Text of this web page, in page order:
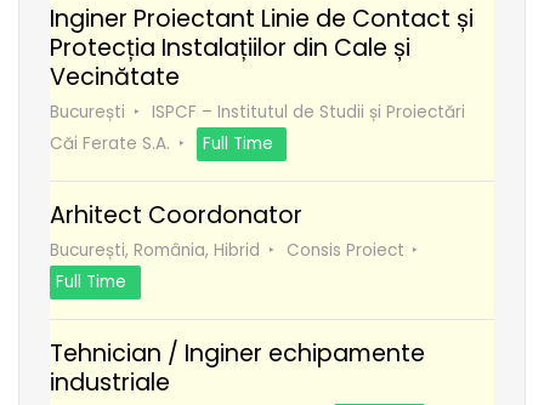
Inginer Proiectant Linie de Contact și
Protecția Instalațiilor din Cale și
Vecinătate
București
ISPCF – Institutul de Studii și Proiectări
Căi Ferate S.A.
Full Time
Arhitect Coordonator
București, România, Hibrid
Consis Proiect
Full Time
Tehnician / Inginer echipamente
industriale